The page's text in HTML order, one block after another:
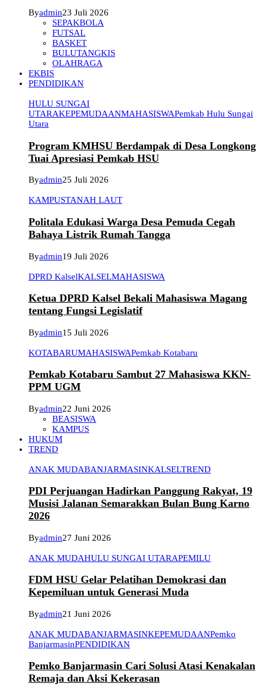
Byadmin23 Juli 2026
SEPAKBOLA
FUTSAL
BASKET
BULUTANGKIS
OLAHRAGA
EKBIS
PENDIDIKAN
HULU SUNGAI
UTARAKEPEMUDAANMAHASISWAPemkab Hulu Sungai
Utara
Program KMHSU Berdampak di Desa Longkong
Tuai Apresiasi Pemkab HSU
Byadmin25 Juli 2026
KAMPUSTANAH LAUT
Politala Edukasi Warga Desa Pemuda Cegah
Bahaya Listrik Rumah Tangga
Byadmin19 Juli 2026
DPRD KalselKALSELMAHASISWA
Ketua DPRD Kalsel Bekali Mahasiswa Magang
tentang Fungsi Legislatif
Byadmin15 Juli 2026
KOTABARUMAHASISWAPemkab Kotabaru
Pemkab Kotabaru Sambut 27 Mahasiswa KKN-
PPM UGM
Byadmin22 Juni 2026
BEASISWA
KAMPUS
HUKUM
TREND
ANAK MUDABANJARMASINKALSELTREND
PDI Perjuangan Hadirkan Panggung Rakyat, 19
Musisi Jalanan Semarakkan Bulan Bung Karno
2026
Byadmin27 Juni 2026
ANAK MUDAHULU SUNGAI UTARAPEMILU
FDM HSU Gelar Pelatihan Demokrasi dan
Kepemiluan untuk Generasi Muda
Byadmin21 Juni 2026
ANAK MUDABANJARMASINKEPEMUDAANPemko
BanjarmasinPENDIDIKAN
Pemko Banjarmasin Cari Solusi Atasi Kenakalan
Remaja dan Aksi Kekerasan